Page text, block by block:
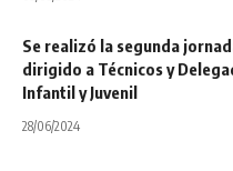
Se realizó la segunda
dirigido a Técnicos y
Infantil y Juvenil
28/06/2024